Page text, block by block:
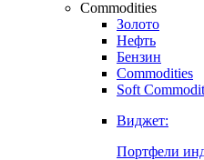
Commodities
Золото
Нефть
Бензин
Commodities
Soft
Виджет:
Портфели